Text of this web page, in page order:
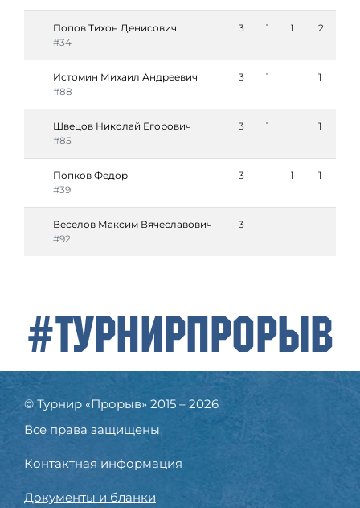
Попов Тихон Денисович
#34
3 1 1 2
Истомин Михаил Андреевич
#88
3 1 1
Швецов Николай Егорович
#85
3 1 1
Попков Федор
#39
3 1 1
Веселов Максим Вячеславович
#92
3
#ТурнирПрорыв
© Турнир «Прорыв» 2015 – 2026
Все права защищены
Контактная информация
Документы и бланки